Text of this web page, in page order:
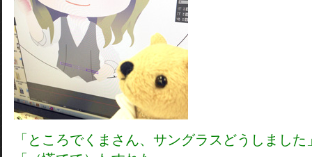
「ところでくまさん、サングラスどうしました